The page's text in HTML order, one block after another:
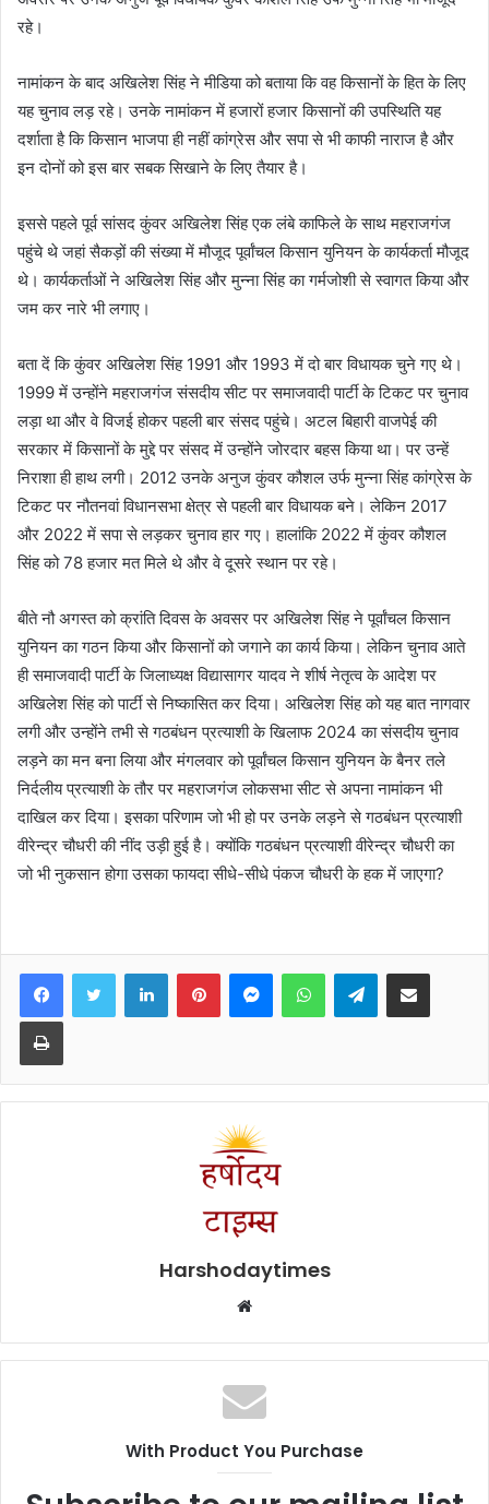
रहे।
नामांकन के बाद अखिलेश सिंह ने मीडिया को बताया कि वह किसानों के हित के लिए
यह चुनाव लड़ रहे। उनके नामांकन में हजारों हजार किसानों की उपस्थिति यह
दर्शाता है कि किसान भाजपा ही नहीं कांग्रेस और सपा से भी काफी नाराज है और
इन दोनों को इस बार सबक सिखाने के लिए तैयार है।
इससे पहले पूर्व सांसद कुंवर अखिलेश सिंह एक लंबे काफिले के साथ महराजगंज
पहुंचे थे जहां सैकड़ों की संख्या में मौजूद पूर्वांचल किसान युनियन के कार्यकर्ता मौजूद
थे। कार्यकर्ताओं ने अखिलेश सिंह और मुन्ना सिंह का गर्मजोशी से स्वागत किया और
जम कर नारे भी लगाए।
बता दें कि कुंवर अखिलेश सिंह 1991 और 1993 में दो बार विधायक चुने गए थे।
1999 में उन्होंने महराजगंज संसदीय सीट पर समाजवादी पार्टी के टिकट पर चुनाव
लड़ा था और वे विजई होकर पहली बार संसद पहुंचे। अटल बिहारी वाजपेई की
सरकार में किसानों के मुद्दे पर संसद में उन्होंने जोरदार बहस किया था। पर उन्हें
निराशा ही हाथ लगी। 2012 उनके अनुज कुंवर कौशल उर्फ मुन्ना सिंह कांग्रेस के
टिकट पर नौतनवां विधानसभा क्षेत्र से पहली बार विधायक बने। लेकिन 2017
और 2022 में सपा से लड़कर चुनाव हार गए। हालांकि 2022 में कुंवर कौशल
सिंह को 78 हजार मत मिले थे और वे दूसरे स्थान पर रहे।
बीते नौ अगस्त को क्रांति दिवस के अवसर पर अखिलेश सिंह ने पूर्वांचल किसान
युनियन का गठन किया और किसानों को जगाने का कार्य किया। लेकिन चुनाव आते
ही समाजवादी पार्टी के जिलाध्यक्ष विद्यासागर यादव ने शीर्ष नेतृत्व के आदेश पर
अखिलेश सिंह को पार्टी से निष्कासित कर दिया। अखिलेश सिंह को यह बात नागवार
लगी और उन्होंने तभी से गठबंधन प्रत्याशी के खिलाफ 2024 का संसदीय चुनाव
लड़ने का मन बना लिया और मंगलवार को पूर्वांचल किसान युनियन के बैनर तले
निर्दलीय प्रत्याशी के तौर पर महराजगंज लोकसभा सीट से अपना नामांकन भी
दाखिल कर दिया। इसका परिणाम जो भी हो पर उनके लड़ने से गठबंधन प्रत्याशी
वीरेन्द्र चौधरी की नींद उड़ी हुई है। क्योंकि गठबंधन प्रत्याशी वीरेन्द्र चौधरी का
जो भी नुकसान होगा उसका फायदा सीधे-सीधे पंकज चौधरी के हक में जाएगा?
FacebookTwitter LinkedInPinterestMessengerWhatsAppTelegramShare via Email
Print
Harshodaytimes
Website
With Product You Purchase